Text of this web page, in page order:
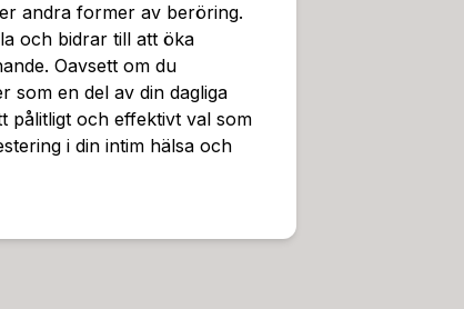
andra former av beröring.
och bidrar till att öka
Oavsett om du
som en del av din dagliga
pålitligt och effektivt val som
i din intim hälsa och